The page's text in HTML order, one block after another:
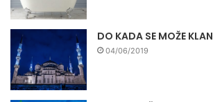
DO KADA SE MOŽE
04/06/2019